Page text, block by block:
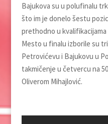
Bajukova su u polufinalu
što im je donelo šestu
prethodno u
Mesto u finalu izborile su
Petrovićevu i Bajukovu u
takmičenje u četvercu na
Oliverom Mihajlović.